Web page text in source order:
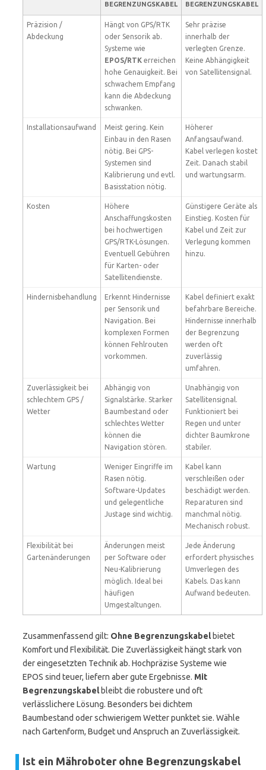
BEGRENZUNGSKABEL
BEGRENZUNGSKABEL
Präzision /
Abdeckung
Hängt von GPS/RTK
oder Sensorik ab.
Systeme wie
EPOS/RTK erreichen
hohe Genauigkeit. Bei
schwachem Empfang
kann die Abdeckung
schwanken.
Sehr präzise
innerhalb der
verlegten Grenze.
Keine Abhängigkeit
von Satellitensignal.
Installationsaufwand
Meist gering. Kein
Einbau in den Rasen
nötig. Bei GPS-
Systemen sind
Kalibrierung und evtl.
Basisstation nötig.
Höherer
Anfangsaufwand.
Kabel verlegen kostet
Zeit. Danach stabil
und wartungsarm.
Kosten
Höhere
Anschaffungskosten
bei hochwertigen
GPS/RTK-Lösungen.
Eventuell Gebühren
für Karten- oder
Satellitendienste.
Günstigere Geräte als
Einstieg. Kosten für
Kabel und Zeit zur
Verlegung kommen
hinzu.
Hindernisbehandlung
Erkennt Hindernisse
per Sensorik und
Navigation. Bei
komplexen Formen
können Fehlrouten
vorkommen.
Kabel definiert exakt
befahrbare Bereiche.
Hindernisse innerhalb
der Begrenzung
werden oft
zuverlässig
umfahren.
Zuverlässigkeit bei
schlechtem GPS /
Wetter
Abhängig von
Signalstärke. Starker
Baumbestand oder
schlechtes Wetter
können die
Navigation stören.
Unabhängig von
Satellitensignal.
Funktioniert bei
Regen und unter
dichter Baumkrone
stabiler.
Wartung
Weniger Eingriffe im
Rasen nötig.
Software-Updates
und gelegentliche
Justage sind wichtig.
Kabel kann
verschleißen oder
beschädigt werden.
Reparaturen sind
manchmal nötig.
Mechanisch robust.
Flexibilität bei
Gartenänderungen
Änderungen meist
per Software oder
Neu-Kalibrierung
möglich. Ideal bei
häufigen
Umgestaltungen.
Jede Änderung
erfordert physisches
Umverlegen des
Kabels. Das kann
Aufwand bedeuten.
Zusammenfassend gilt: Ohne Begrenzungskabelbietet
Komfort und Flexibilität. Die Zuverlässigkeit hängt stark von
der eingesetzten Technik ab. Hochpräzise Systeme wie
EPOS sind teuer, liefern aber gute Ergebnisse. Mit
Begrenzungskabelbleibt die robustere und oft
verlässlichere Lösung. Besonders bei dichtem
Baumbestand oder schwierigem Wetter punktet sie. Wähle
nach Gartenform, Budget und Anspruch an Zuverlässigkeit.
Ist ein Mähroboter ohne Begrenzungskabel